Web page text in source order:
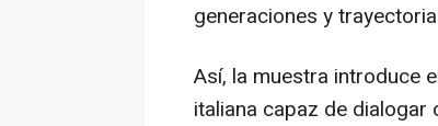
generaciones y
Así, la muestra introduce
italiana capaz de